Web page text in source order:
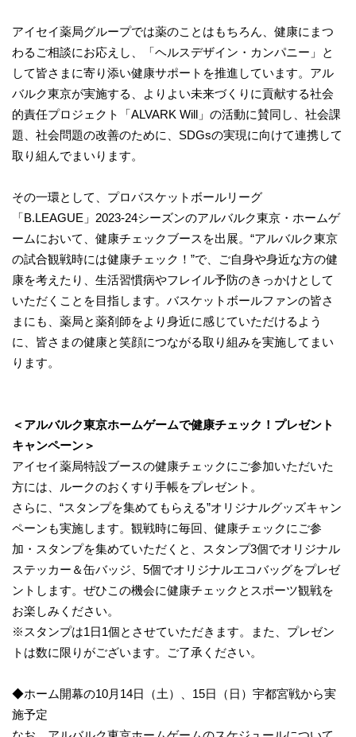
アイセイ薬局グループでは薬のことはもちろん、健康にまつ
わるご相談にお応えし、「ヘルスデザイン・カンパニー」と
して皆さまに寄り添い健康サポートを推進しています。アル
バルク東京が実施する、よりよい未来づくりに貢献する社会
的責任プロジェクト「ALVARK Will」の活動に賛同し、社会課
題、社会問題の改善のために、SDGsの実現に向けて連携して
取り組んでまいります。
その一環として、プロバスケットボールリーグ
「B.LEAGUE」2023-24シーズンのアルバルク東京・ホームゲ
ームにおいて、健康チェックブースを出展。“アルバルク東京
の試合観戦時には健康チェック！”で、ご自身や身近な方の健
康を考えたり、生活習慣病やフレイル予防のきっかけとして
いただくことを目指します。バスケットボールファンの皆さ
まにも、薬局と薬剤師をより身近に感じていただけるよう
に、皆さまの健康と笑顔につながる取り組みを実施してまい
ります。
＜アルバルク東京ホームゲームで健康チェック！プレゼント
キャンペーン＞
アイセイ薬局特設ブースの健康チェックにご参加いただいた
方には、ルークのおくすり手帳をプレゼント。
さらに、“スタンプを集めてもらえる”オリジナルグッズキャン
ペーンも実施します。観戦時に毎回、健康チェックにご参
加・スタンプを集めていただくと、スタンプ3個でオリジナル
ステッカー＆缶バッジ、5個でオリジナルエコバッグをプレゼ
ントします。ぜひこの機会に健康チェックとスポーツ観戦を
お楽しみください。
※スタンプは1日1個とさせていただきます。また、プレゼン
トは数に限りがございます。ご了承ください。
◆ホーム開幕の10月14日（土）、15日（日）宇都宮戦から実
施予定